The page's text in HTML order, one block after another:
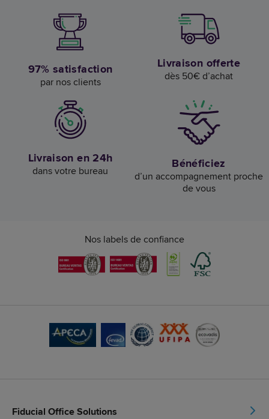
97% satisfaction
par nos clients
Livraison offerte
dès 50€ d’achat
Livraison en 24h
dans votre bureau Bénéficiez
d’un accompagnement proche
de vous
Nos labels de confiance
Fiducial Office Solutions